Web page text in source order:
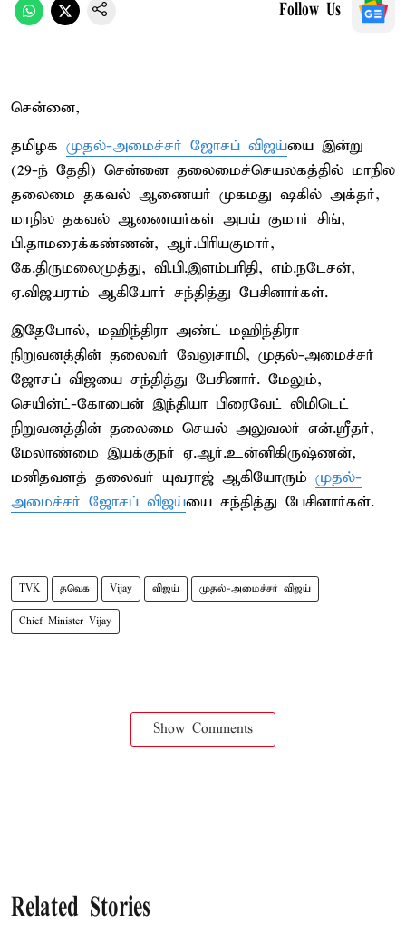
Follow Us
சென்னை,
தமிழக முதல்-அமைச்சர் ஜோசப் விஜய்யை இன்று
(29-ந் தேதி) சென்னை தலைமைச்செயலகத்தில் மாநில
தலைமை தகவல் ஆணையர் முகமது ஷகில் அக்தர்,
மாநில தகவல் ஆணையர்கள் அபய் குமார் சிங்,
பி.தாமரைக்கண்ணன், ஆர்.பிரியகுமார்,
கே.திருமலைமுத்து, வி.பி.இளம்பரிதி, எம்.நடேசன்,
ஏ.விஜயராம் ஆகியோர் சந்தித்து பேசினார்கள்.
இதேபோல், மஹிந்திரா அண்ட் மஹிந்திரா
நிறுவனத்தின் தலைவர் வேலுசாமி, முதல்-அமைச்சர்
ஜோசப் விஜயை சந்தித்து பேசினார். மேலும்,
செயின்ட்-கோபைன் இந்தியா பிரைவேட் லிமிடெட்
நிறுவனத்தின் தலைமை செயல் அலுவலர் என்.ஸ்ரீதர்,
மேலாண்மை இயக்குநர் ஏ.ஆர்.உன்னிகிருஷ்ணன்,
மனிதவளத் தலைவர் யுவராஜ் ஆகியோரும் முதல்-
அமைச்சர் ஜோசப் விஜய்யை சந்தித்து பேசினார்கள்.
TVK தவெக Vijay விஜய் முதல்-அமைச்சர் விஜய்
Chief Minister Vijay
Show Comments
Related Stories